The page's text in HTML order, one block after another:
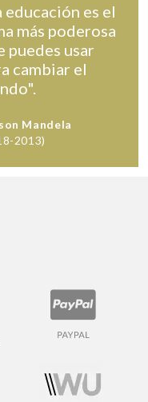
educación es el
más poderosa
puedes usar
cambiar el
Mandela
2013)